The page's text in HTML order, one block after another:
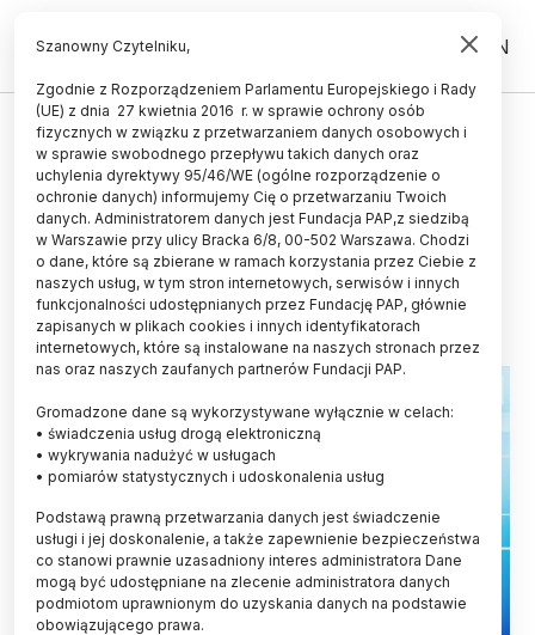
PL EN
INNOWACJE
Gliwice/ W Technoparku
powstanie trzeci budynek dla 20
firm z branży nowych technologii
20.11.2018
aktualizacja: 21.11.2018
2 minuty czytania
Szanowny Czytelniku,
Zgodnie z Rozporządzeniem Parlamentu Europejskiego i Rady
(UE) z dnia 27 kwietnia 2016 r. w sprawie ochrony osób
fizycznych w związku z przetwarzaniem danych osobowych i
w sprawie swobodnego przepływu takich danych oraz
uchylenia dyrektywy 95/46/WE (ogólne rozporządzenie o
ochronie danych) informujemy Cię o przetwarzaniu Twoich
danych. Administratorem danych jest Fundacja PAP,z siedzibą
w Warszawie przy ulicy Bracka 6/8, 00-502 Warszawa. Chodzi
o dane, które są zbierane w ramach korzystania przez Ciebie z
naszych usług, w tym stron internetowych, serwisów i innych
funkcjonalności udostępnianych przez Fundację PAP, głównie
zapisanych w plikach cookies i innych identyfikatorach
internetowych, które są instalowane na naszych stronach przez
nas oraz naszych zaufanych partnerów Fundacji PAP.
Gromadzone dane są wykorzystywane wyłącznie w celach:
• świadczenia usług drogą elektroniczną
• wykrywania nadużyć w usługach
• pomiarów statystycznych i udoskonalenia usług
Podstawą prawną przetwarzania danych jest świadczenie
usługi i jej doskonalenie, a także zapewnienie bezpieczeństwa
co stanowi prawnie uzasadniony interes administratora Dane
mogą być udostępniane na zlecenie administratora danych
podmiotom uprawnionym do uzyskania danych na podstawie
obowiązującego prawa.